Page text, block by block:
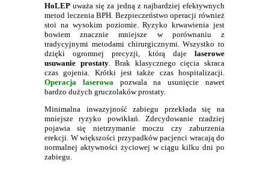
HoLEP uważa się za jedną z najbardziej efektywnych
metod leczenia BPH. Bezpieczeństwo operacji również
stoi na wysokim poziomie. Ryzyko krwawienia jest
bowiem znacznie mniejsze w porównaniu z
tradycyjnymi metodami chirurgicznymi. Wszystko to
dzięki ogromnej precyzji, którą daje laserowe
usuwanie prostaty. Brak klasycznego cięcia skraca
czas gojenia. Krótki jest także czas hospitalizacji.
Operacja laserowa pozwala na usunięcie nawet
bardzo dużych gruczolaków prostaty.
Minimalna inwazyjność zabiegu przekłada się na
mniejsze ryzyko powikłań. Zdecydowanie rzadziej
pojawia się nietrzymanie moczu czy zaburzenia
erekcji. W większości przypadków pacjenci wracają do
normalnej aktywności życiowej w ciągu kilku dni po
zabiegu.